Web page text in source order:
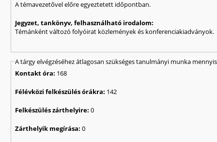
A témavezetővel előre egyeztetett időpontban.
Jegyzet, tankönyv, felhasználható irodalom:
Témánként változó folyóirat közlemények és konferenciakiadványok.
A tárgy elvégzéséhez átlagosan szükséges tanulmányi munka
Kontakt óra: 168
Félévközi felkészülés órákra: 142
Felkészülés zárthelyire:0
Zárthelyik megírása:0